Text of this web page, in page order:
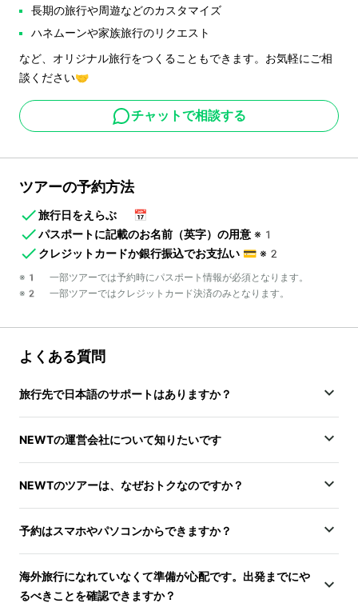
長期の旅行や周遊などのカスタマイズ
ハネムーンや家族旅行のリクエスト
など、オリジナル旅行をつくることもできます。お気軽にご相
談ください🤝
チャットで相談する
ツアーの予約方法
旅行日をえらぶ
📅
パスポートに記載のお名前（英字）の用意 ※1
クレジットカードか銀行振込でお支払い 💳 ※2
※1 一部ツアーでは予約時にパスポート情報が必須となります。
※2 一部ツアーではクレジットカード決済のみとなります。
よくある質問
旅行先で日本語のサポートはありますか？
NEWTの運営会社について知りたいです
NEWTのツアーは、なぜおトクなのですか？
予約はスマホやパソコンからできますか？
海外旅行になれていなくて準備が心配です。出発までにや
るべきことを確認できますか？